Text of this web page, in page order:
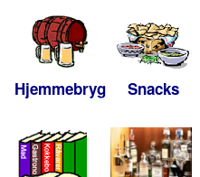
Hjemmebryg Snacks